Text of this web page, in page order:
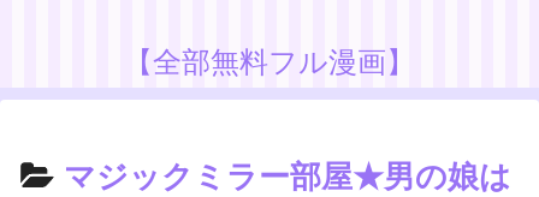
【全部無料フル漫画】
マジックミラー部屋★男の娘は